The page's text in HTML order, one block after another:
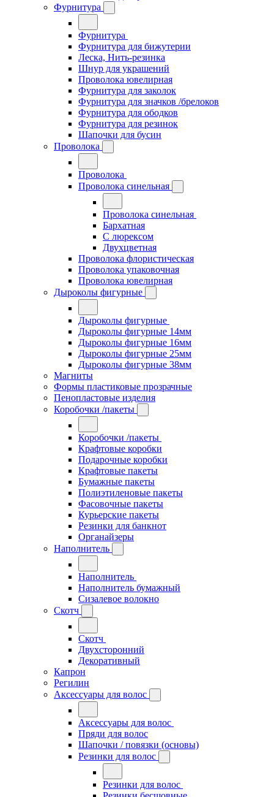
Фурнитура
Фурнитура
Фурнитура для бижутерии
Леска, Нить-резинка
Шнур для украшений
Проволока ювелирная
Фурнитура для заколок
Фурнитура для значков /брелоков
Фурнитура для ободков
Фурнитура для резинок
Шапочки для бусин
Проволока
Проволока
Проволока синельная
Проволока синельная
Бархатная
С люрексом
Двухцветная
Проволока флористическая
Проволока упаковочная
Проволока ювелирная
Дыроколы фигурные
Дыроколы фигурные
Дыроколы фигурные 14мм
Дыроколы фигурные 16мм
Дыроколы фигурные 25мм
Дыроколы фигурные 38мм
Магниты
Формы пластиковые прозрачные
Пенопластовые изделия
Коробочки /пакеты
Коробочки /пакеты
Крафтовые коробки
Подарочные коробки
Крафтовые пакеты
Бумажные пакеты
Полиэтиленовые пакеты
Фасовочные пакеты
Курьерские пакеты
Резинки для банкнот
Органайзеры
Наполнитель
Наполнитель
Наполнитель бумажный
Сизалевое волокно
Скотч
Скотч
Двухсторонний
Декоративный
Капрон
Регилин
Аксессуары для волос
Аксессуары для волос
Пряди для волос
Шапочки / повязки (основы)
Резинки для волос
Резинки для волос